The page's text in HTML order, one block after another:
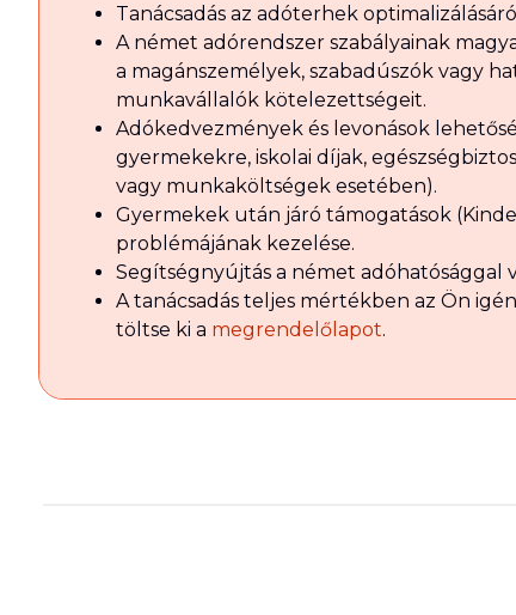
Tanácsadás az adóterhek
A német adórendszer szabályainak
a magánszemélyek, szabadúszók vagy
munkavállalók kötelezettségeit.
Adókedvezmények és levonások
gyermekekre, iskolai díjak,
vagy munkaköltségek esetében).
Gyermekek után járó támogatások
problémájának kezelése.
Segítségnyújtás a német adóhatósággal
A tanácsadás teljes mértékben az Ön
töltse ki a megrendelőlapot.